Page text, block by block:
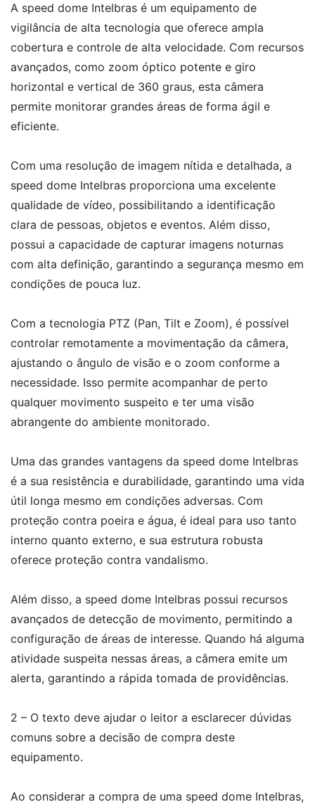
A speed dome Intelbras é um equipamento de
vigilância de alta tecnologia que oferece ampla
cobertura e controle de alta velocidade. Com recursos
avançados, como zoom óptico potente e giro
horizontal e vertical de 360 graus, esta câmera
permite monitorar grandes áreas de forma ágil e
eficiente.
Com uma resolução de imagem nítida e detalhada, a
speed dome Intelbras proporciona uma excelente
qualidade de vídeo, possibilitando a identificação
clara de pessoas, objetos e eventos. Além disso,
possui a capacidade de capturar imagens noturnas
com alta definição, garantindo a segurança mesmo em
condições de pouca luz.
Com a tecnologia PTZ (Pan, Tilt e Zoom), é possível
controlar remotamente a movimentação da câmera,
ajustando o ângulo de visão e o zoom conforme a
necessidade. Isso permite acompanhar de perto
qualquer movimento suspeito e ter uma visão
abrangente do ambiente monitorado.
Uma das grandes vantagens da speed dome Intelbras
é a sua resistência e durabilidade, garantindo uma vida
útil longa mesmo em condições adversas. Com
proteção contra poeira e água, é ideal para uso tanto
interno quanto externo, e sua estrutura robusta
oferece proteção contra vandalismo.
Além disso, a speed dome Intelbras possui recursos
avançados de detecção de movimento, permitindo a
configuração de áreas de interesse. Quando há alguma
atividade suspeita nessas áreas, a câmera emite um
alerta, garantindo a rápida tomada de providências.
2 – O texto deve ajudar o leitor a esclarecer dúvidas
comuns sobre a decisão de compra deste
equipamento.
Ao considerar a compra de uma speed dome Intelbras,